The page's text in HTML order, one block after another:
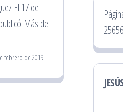
El 17 de
Más de
febrero de 2019